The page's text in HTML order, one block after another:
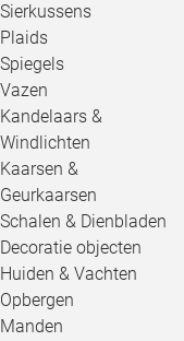
Sierkussens
Plaids
Spiegels
Vazen
Kandelaars &
Windlichten
Kaarsen &
Geurkaarsen
Schalen & Dienbladen
Decoratie objecten
Huiden & Vachten
Opbergen
Manden